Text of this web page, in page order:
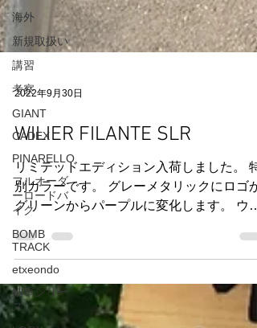
海外
新規取扱い
講習
考察
GIANT
CADEX
PINARELLO
フルオーダ
ーロードバ
イク
BOMB
TRACK
etxeondo
納車シリー
ズ
2022年9月30日
WILIER FILANTE SLR
リミテッドエディション入荷しました。 特
グリーンからパープルに変化します。 ウェ
ブでは暗めなカラーイメージですが実車は
勝したのは このモデルFILANTE SLR...